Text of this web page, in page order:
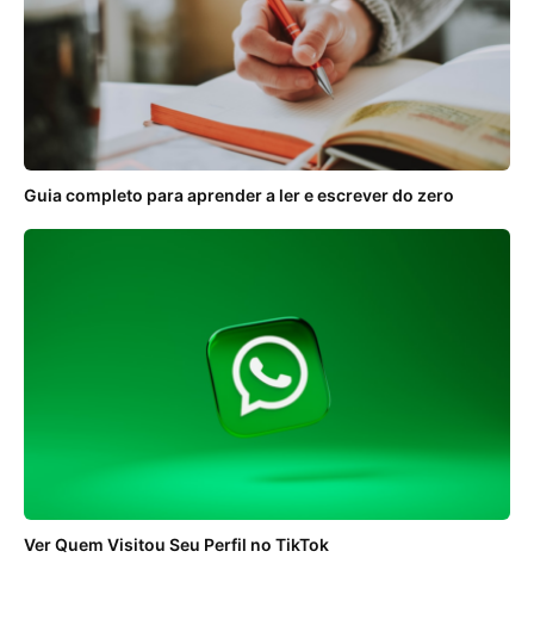
Guia completo para aprender a ler e escrever do zero
Ver Quem Visitou Seu Perfil no TikTok